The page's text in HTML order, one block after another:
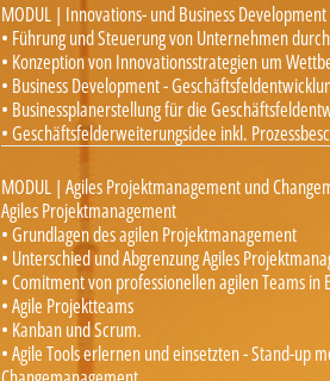
MODUL | Innovations- und Business Development
• Führung und Steuerung von Unternehmen
• Konzeption von Innovationsstrategien um
• Business Development -
• Businessplanerstellung für die
• Geschäftsfelderweiterungsidee inkl.
MODUL | Agiles Projektmanagement und
Agiles Projektmanagement
• Grundlagen des agilen Projektmanagement
• Unterschied und Abgrenzung Agiles
• Comitment von professionellen agilen Teams
• Agile Projektteams
• Kanban und Scrum.
• Agile Tools erlernen und einsetzten - Stand-up